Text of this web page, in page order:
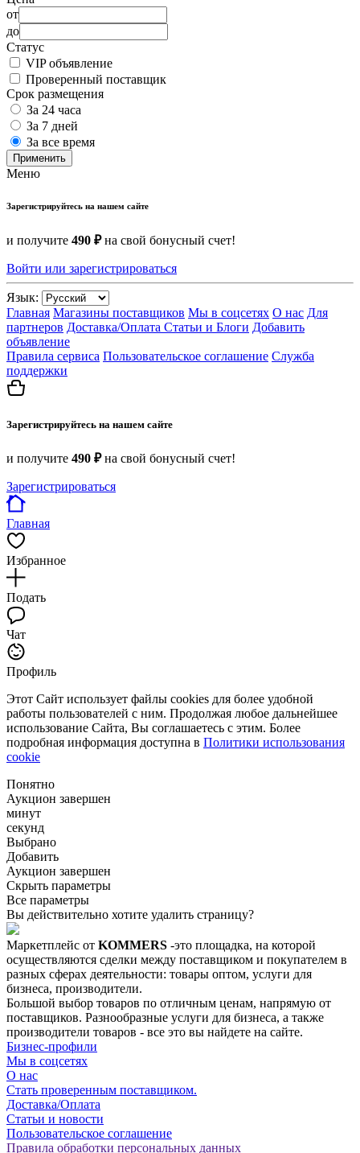
от
до
Статус
VIP объявление
Проверенный поставщик
Срок размещения
За 24 часа
За 7 дней
За все время
Применить
Меню
Зарегистрируйтесь на нашем сайте
и получите 490 ₽на свой бонусный счет!
Войти или зарегистрироваться
Язык:
Главная Магазины поставщиков Мы в соцсетях О нас Для
партнеров Доставка/Оплата Статьи и Блоги Добавить
объявление
Правила сервиса Пользовательское соглашение Служба
поддержки
Зарегистрируйтесь на нашем сайте
и получите 490 ₽на свой бонусный счет!
Зарегистрироваться
Главная
Избранное
Подать
Чат
Профиль
Этот Сайт использует файлы cookies для более удобной
работы пользователей с ним. Продолжая любое дальнейшее
использование Сайта, Вы соглашаетесь с этим. Более
подробная информация доступна в Политики использования
cookie
Понятно
Аукцион завершен
минут
секунд
Выбрано
Добавить
Аукцион завершен
Скрыть параметры
Все параметры
Вы действительно хотите удалить страницу?
Маркетплейс от KOMMERS -это площадка, на которой
осуществляются сделки между поставщиком и покупателем в
разных сферах деятельности: товары оптом, услуги для
бизнеса, производители.
Большой выбор товаров по отличным ценам, напрямую от
поставщиков. Разнообразные услуги для бизнеса, а также
производители товаров - все это вы найдете на сайте.
Бизнес-профили
Мы в соцсетях
О нас
Стать проверенным поставщиком.
Доставка/Оплата
Статьи и новости
Пользовательское соглашение
Правила обработки персональных данных